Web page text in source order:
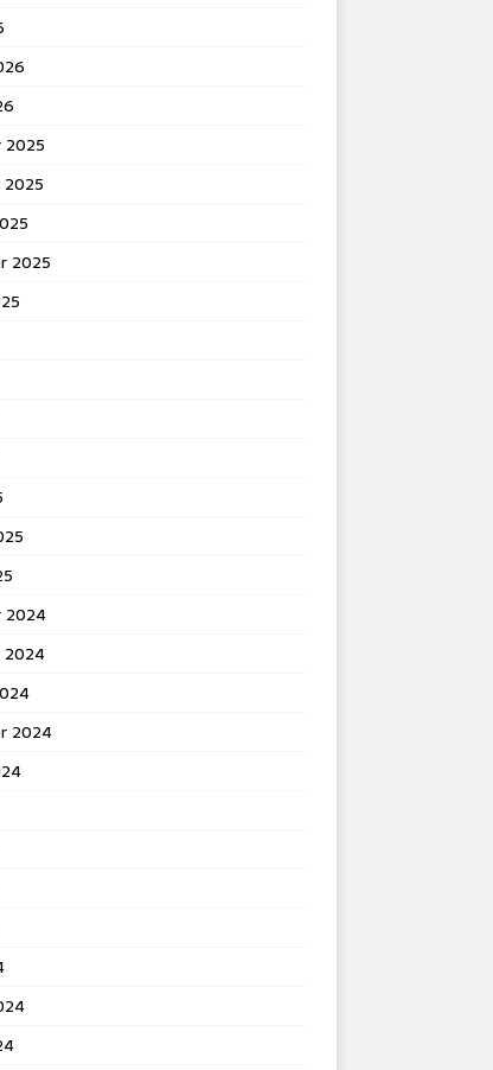
2025
2025
2024
2024
2024